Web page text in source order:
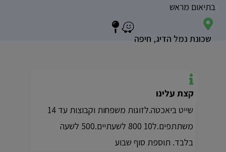
בתיאום מראש
שכונת נמל הדיג, חיפה
קצת עלינו
שייט ביאכטה.לזוגות משפחות וקבוצות עד 14
משתתפים.ל10 800 לשעתיים.500 לשעה
בלבד. תוספת סוף שבוע